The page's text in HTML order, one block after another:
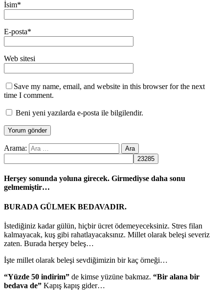
İsim*
E-posta*
Web sitesi
Save my name, email, and website in this browser for the next
time I comment.
Beni yeni yazılarda e-posta ile bilgilendir.
Arama:
Herşey sonunda yoluna girecek. Girmediyse daha sonu
gelmemiştir…
BURADA GÜLMEK BEDAVADIR.
İstediğiniz kadar gülün, hiçbir ücret ödemeyeceksiniz. Stres filan
kalmayacak, kuş gibi rahatlayacaksınız. Millet olarak beleşi severiz
zaten. Burada herşey beleş…
İşte millet olarak beleşi sevdiğimizin bir kaç örneği…
“Yüzde 50 indirim” de kimse yüzüne bakmaz. “Bir alana bir
bedava de” Kapış kapış gider…